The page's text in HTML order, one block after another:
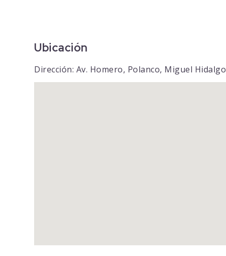
Ubicación
Dirección: Av. Homero, Polanco, Miguel Hidalgo